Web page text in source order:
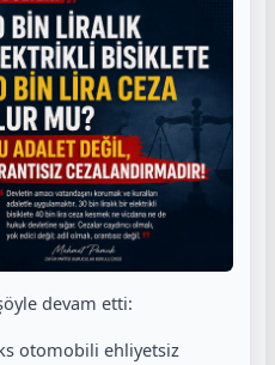
devam etti:
otomobili ehliyetsiz